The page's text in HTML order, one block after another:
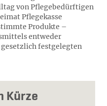
von Pflegebedürftigen
Pflegekasse
Produkte –
entweder
festgelegten
Kürze